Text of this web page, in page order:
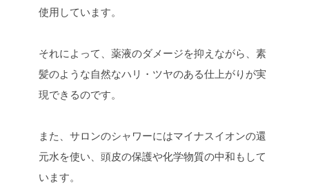
使用しています。
それによって、薬液のダメージを抑えながら、素
髪のような自然なハリ・ツヤのある仕上がりが実
現できるのです。
また、サロンのシャワーにはマイナスイオンの還
元水を使い、頭皮の保護や化学物質の中和もして
います。